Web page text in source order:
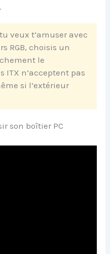
veux t’amuser avec
RGB, choisis un
le
ITX n’acceptent pas
si l’extérieur
son boîtier PC